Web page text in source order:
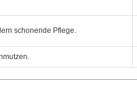
schonende Pflege.